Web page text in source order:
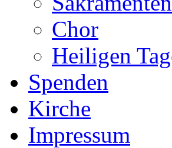
Chor
Heiligen
Spenden
Kirche
Impressum